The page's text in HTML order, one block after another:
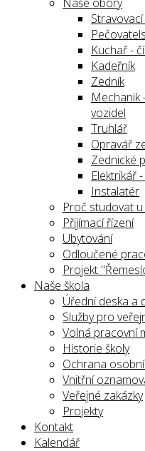
Kuchař -
Kadeřník
Zedník
Mechanik
vozidel
Truhlář
Opravář
Zednické
Elektrikář
Instalatér
Proč studovat
Přijímací řízení
Ubytování
Odloučené
Projekt
Naše škola
Úřední deska a
Služby pro
Volná pracovní
Historie školy
Ochrana
Vnitřní
Veřejné zakázky
Projekty
Kontakt
Kalendář